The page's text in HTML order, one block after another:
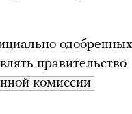
одобренных
правительство
комиссии